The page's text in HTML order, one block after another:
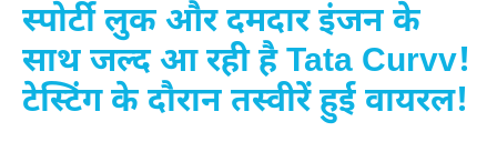
स्पोर्टी लुक और दमदार इंजन के
साथ जल्द आ रही है Tata Curvv!
टेस्टिंग के दौरान तस्वीरें हुई वायरल!